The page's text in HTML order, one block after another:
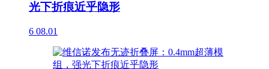
光下折痕近乎隐形
6 08.01